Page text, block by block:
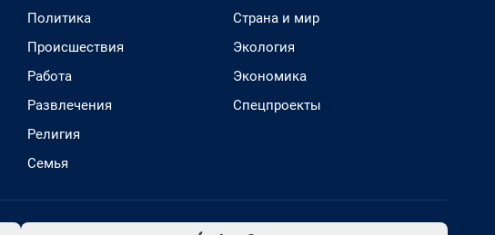
Политика
Происшествия
Работа
Развлечения
Религия
Семья
Страна и мир
Экология
Экономика
Спецпроекты